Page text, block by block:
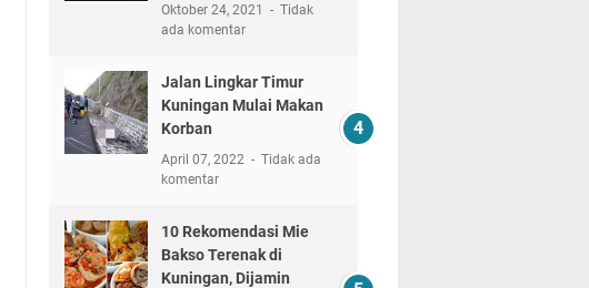
Oktober 24, 2021
Tidak
ada komentar
Jalan Lingkar Timur
Kuningan Mulai Makan
Korban
April 07, 2022
Tidak ada
komentar
10 Rekomendasi Mie
Bakso Terenak di
Kuningan, Dijamin